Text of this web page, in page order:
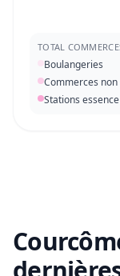
TOTAL
Boulangeries
Commerces
Stations essence